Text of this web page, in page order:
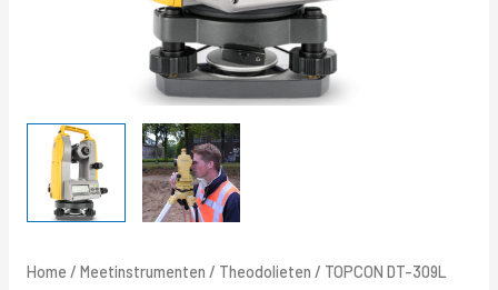
Home / Meetinstrumenten / Theodolieten / TOPCON DT-309L